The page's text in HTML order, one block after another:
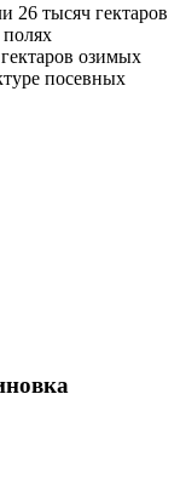
26 тысяч гектаров
озимых
посевных